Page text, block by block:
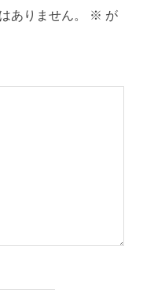
ありません。 ※ が